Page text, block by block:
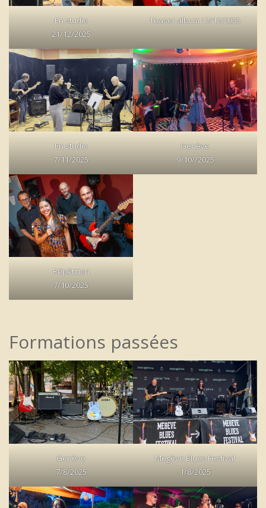
En studio
21/12/2025
Teaser album 17/12/2025
En studio
7/11/2025
Genève
9/10//2025
Répétition
7/10/2025
Formations passées
Genève
7/8/2025
Megève Blues Festival
1/8/2025